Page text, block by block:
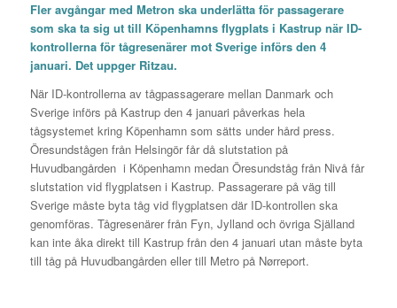
Fler avgångar med Metron ska underlätta för passagerare
som ska ta sig ut till Köpenhamns flygplats i Kastrup när ID-
kontrollerna för tågresenärer mot Sverige införs den 4
januari. Det uppger Ritzau.
När ID-kontrollerna av tågpassagerare mellan Danmark och
Sverige införs på Kastrup den 4 januari påverkas hela
tågsystemet kring Köpenhamn som sätts under hård press.
Öresundstågen från Helsingör får då slutstation på
Huvudbangården i Köpenhamn medan Öresundståg från Nivå får
slutstation vid flygplatsen i Kastrup. Passagerare på väg till
Sverige måste byta tåg vid flygplatsen där ID-kontrollen ska
genomföras. Tågresenärer från Fyn, Jylland och övriga Själland
kan inte åka direkt till Kastrup från den 4 januari utan måste byta
till tåg på Huvudbangården eller till Metro på Nørreport.